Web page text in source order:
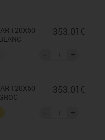
120X60
353.01€
120X60
353.01€